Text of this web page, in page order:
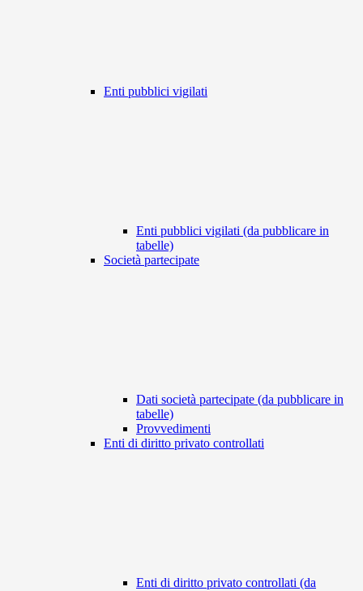
Enti pubblici vigilati
Enti pubblici vigilati (da pubblicare in
tabelle)
Società partecipate
Dati società partecipate (da pubblicare in
tabelle)
Provvedimenti
Enti di diritto privato controllati
Enti di diritto privato controllati (da